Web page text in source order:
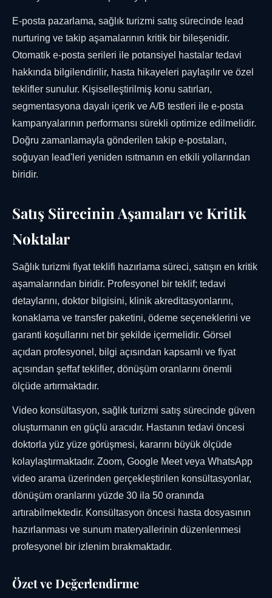
E-posta pazarlama, sağlık turizmi satış sürecinde lead
nurturing ve takip aşamalarının kritik bir bileşenidir.
Otomatik e-posta serileri ile potansiyel hastalar tedavi
hakkında bilgilendirilir, hasta hikayeleri paylaşılır ve özel
teklifler sunulur. Kişiselleştirilmiş konu satırları,
segmentasyona dayalı içerik ve A/B testleri ile e-posta
kampanyalarının performansı sürekli optimize edilmelidir.
Doğru zamanlamayla gönderilen takip e-postaları,
soğuyan lead'leri yeniden ısıtmanın en etkili yollarından
biridir.
Satış Sürecinin Aşamaları ve Kritik
Noktalar
Sağlık turizmi fiyat teklifi hazırlama süreci, satışın en kritik
aşamalarından biridir. Profesyonel bir teklif; tedavi
detaylarını, doktor bilgisini, klinik akreditasyonlarını,
konaklama ve transfer paketini, ödeme seçeneklerini ve
garanti koşullarını net bir şekilde içermelidir. Görsel
açıdan profesyonel, bilgi açısından kapsamlı ve fiyat
açısından şeffaf teklifler, dönüşüm oranlarını önemli
ölçüde artırmaktadır.
Video konsültasyon, sağlık turizmi satış sürecinde güven
oluşturmanın en güçlü aracıdır. Hastanın tedavi öncesi
doktorla yüz yüze görüşmesi, kararını büyük ölçüde
kolaylaştırmaktadır. Zoom, Google Meet veya WhatsApp
video arama üzerinden gerçekleştirilen konsültasyonlar,
dönüşüm oranlarını yüzde 30 ila 50 oranında
artırabilmektedir. Konsültasyon öncesi hasta dosyasının
hazırlanması ve sunum materyallerinin düzenlenmesi
profesyonel bir izlenim bırakmaktadır.
Özet ve Değerlendirme